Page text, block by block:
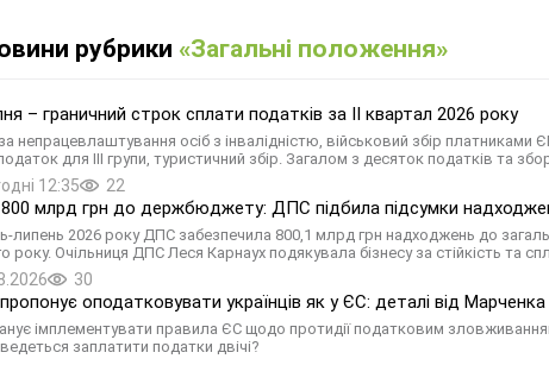
рубрики «Загальні положення»
– граничний строк сплати податків за ІI квартал 2026 року
непрацевлаштування осіб з інвалідністю, військовий збір платниками
для III групи, туристичний збір. Загалом з десяток податків та
12:35 22
млрд грн до держбюджету: ДПС підбила підсумки
липень 2026 року ДПС забезпечила 800,1 млрд грн надходжень до
року. Очільниця ДПС Леся Карнаух подякувала бізнесу за стійкість та
30
оподатковувати українців як у ЄС: деталі від Марченка
імплементувати правила ЄС щодо протидії податковим
заплатити податки двічі?